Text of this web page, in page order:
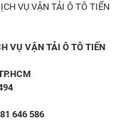
VỤ VẬN TẢI Ô TÔ TIẾN
646 586